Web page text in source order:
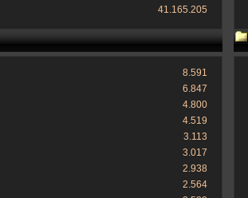
41.165.205
8.591
6.847
4.800
4.519
3.113
3.017
2.938
2.564